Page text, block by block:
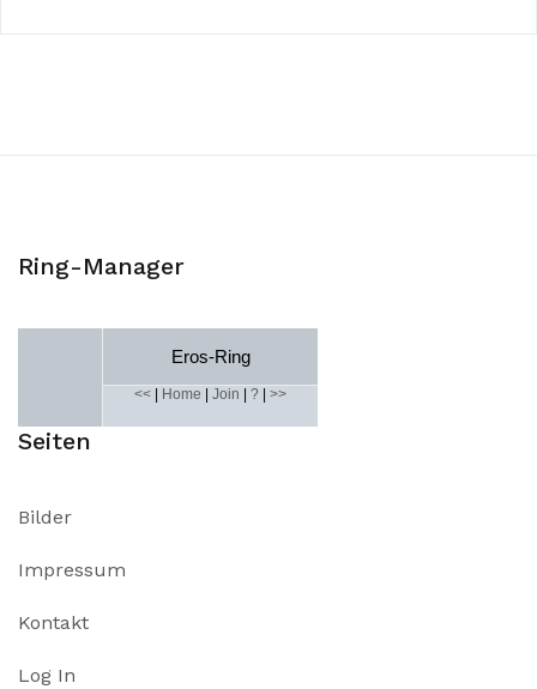
Ring-Manager
Eros-Ring
<< Home Join ? >>
Seiten
Bilder
Impressum
Kontakt
Log In